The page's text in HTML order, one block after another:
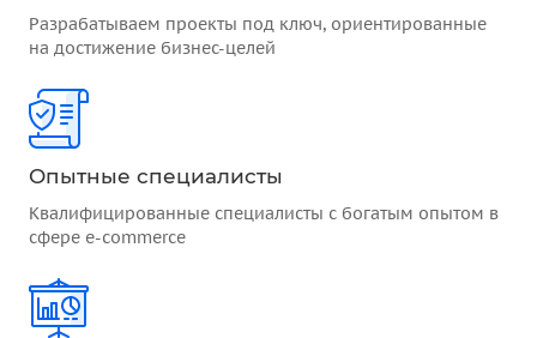
Разрабатываем проекты под ключ, ориентированные
на достижение бизнес-целей
Опытные специалисты
Квалифицированные специалисты с богатым опытом в
сфере e-commerce